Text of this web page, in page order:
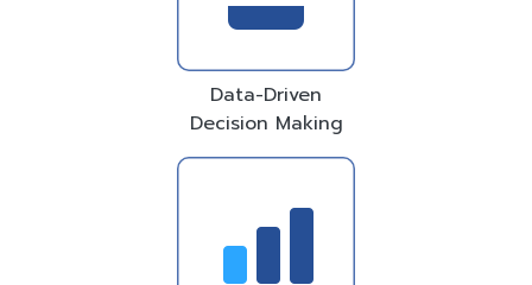
Data-Driven
Decision Making